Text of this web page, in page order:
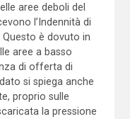
aree deboli del
l’Indennità di
è dovuto in
aree a basso
di offerta di
si spiega anche
proprio sulle
la pressione